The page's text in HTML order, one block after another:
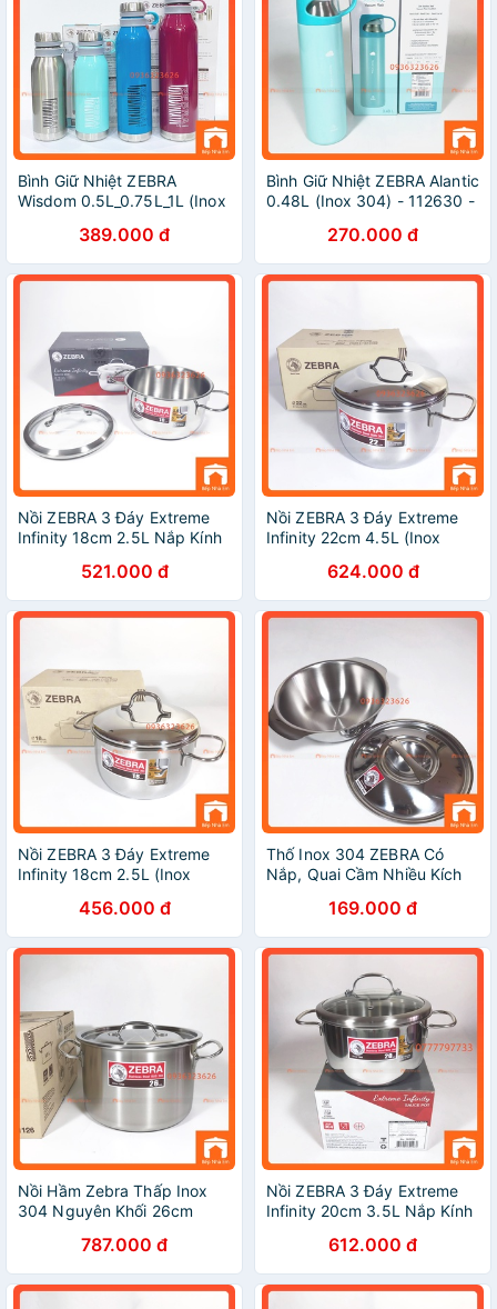
Bình Giữ Nhiệt ZEBRA
Wisdom 0.5L_0.75L_1L (Inox
112635_112636_112637.
Nhập Khẩu Thái Lan
389.000 đ
Bình Giữ Nhiệt ZEBRA Alantic
0.48L (Inox 304) - 112630 -
270.000 đ
Nồi ZEBRA 3 Đáy Extreme
Infinity 18cm 2.5L Nắp Kính
Khẩu Thái Lan521.000 đ
Nồi ZEBRA 3 Đáy Extreme
Infinity 22cm 4.5L (Inox
Khẩu Thái Lan624.000 đ
Nồi ZEBRA 3 Đáy Extreme
Infinity 18cm 2.5L (Inox
Khẩu Thái Lan456.000 đ
Thố Inox 304 ZEBRA Có
Nắp, Quai Cầm Nhiều Kích
169.000 đ
Nồi Hầm Zebra Thấp Inox
304 Nguyên Khối 26cm
Hàng Nhập Khẩu Thái Lan
787.000 đ
Nồi ZEBRA 3 Đáy Extreme
Infinity 20cm 3.5L Nắp Kính
Khẩu Thái Lan612.000 đ